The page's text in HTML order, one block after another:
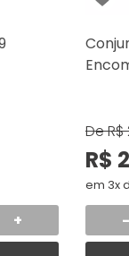
+
De
R$
em 3x
-